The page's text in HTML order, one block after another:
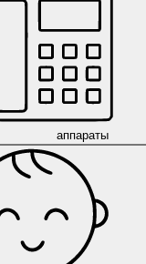
аппараты